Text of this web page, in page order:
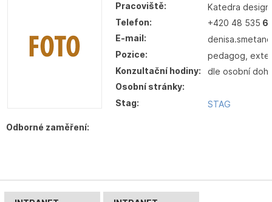
Pracoviště:
Katedra
Telefon:
+420 48 535
E-mail:
Pozice:
pedagog,
Konzultační hodiny:
dle osobní
Osobní stránky:
Stag:
STAG
Odborné zaměření: